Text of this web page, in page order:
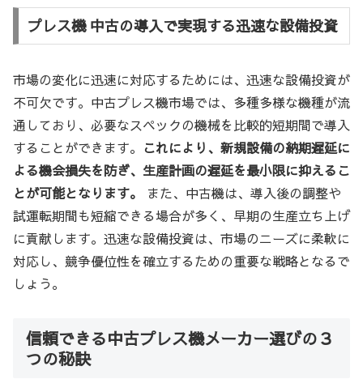
プレス機 中古の導入で実現する迅速な設備投資
市場の変化に迅速に対応するためには、迅速な設備投資が
不可欠です。中古プレス機市場では、多種多様な機種が流
通しており、必要なスペックの機械を比較的短期間で導入
することができます。 これにより、新規設備の納期遅延に
よる機会損失を防ぎ、生産計画の遅延を最小限に抑えるこ
とが可能となります。
また、中古機は、導入後の調整や
試運転期間も短縮できる場合が多く、早期の生産立ち上げ
に貢献します。迅速な設備投資は、市場のニーズに柔軟に
対応し、競争優位性を確立するための重要な戦略となるで
しょう。
信頼できる中古プレス機メーカー選びの３
つの秘訣